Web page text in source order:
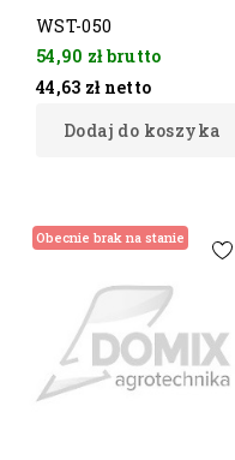
WST-050
54,90 złbrutto
44,63 zł netto
Dodaj do koszyka
Obecnie brak na stanie